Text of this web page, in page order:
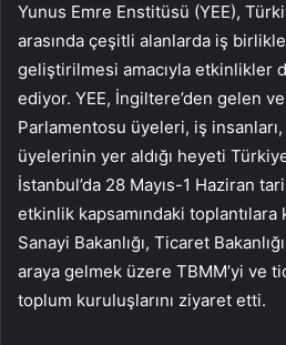
Yunus Emre Enstitüsü (YEE),
arasında çeşitli alanlarda iş
geliştirilmesi amacıyla etkinlikler
ediyor. YEE, İngiltere’den gelen
Parlamentosu üyeleri, iş
üyelerinin yer aldığı heyeti
İstanbul’da 28 Mayıs-1 Haziran
etkinlik kapsamındaki toplantılara
Sanayi Bakanlığı, Ticaret
araya gelmek üzere TBMM’yi ve
toplum kuruluşlarını ziyaret etti.